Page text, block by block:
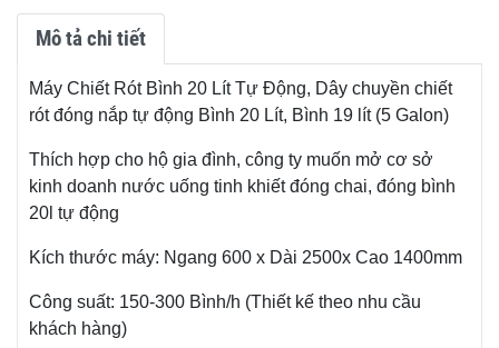
Mô tả chi tiết
Máy Chiết Rót Bình 20 Lít Tự Động, Dây chuyền chiết
rót đóng nắp tự động Bình 20 Lít, Bình 19 lít (5 Galon)
Thích hợp cho hộ gia đình, công ty muốn mở cơ sở
kinh doanh nước uống tinh khiết đóng chai, đóng bình
20l tự động
Kích thước máy: Ngang 600 x Dài 2500x Cao 1400mm
Công suất: 150-300 Bình/h (Thiết kế theo nhu cầu
khách hàng)